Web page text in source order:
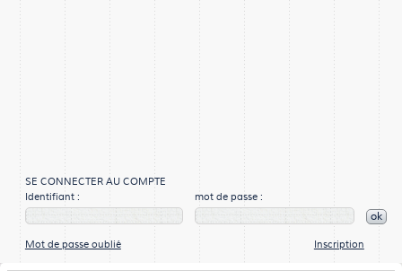
SE CONNECTER AU COMPTE
Identifiant :
mot de passe :
ok
Mot de passe oublié Inscription